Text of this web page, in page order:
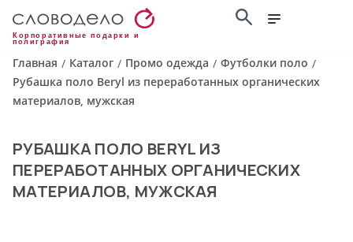
Корпоративные подарки и
полиграфия
Главная / Каталог / Промо одежда / Футболки поло /
Рубашка поло Beryl из переработанных органических
материалов, мужская
РУБАШКА ПОЛО BERYL ИЗ
ПЕРЕРАБОТАННЫХ ОРГАНИЧЕСКИХ
МАТЕРИАЛОВ, МУЖСКАЯ